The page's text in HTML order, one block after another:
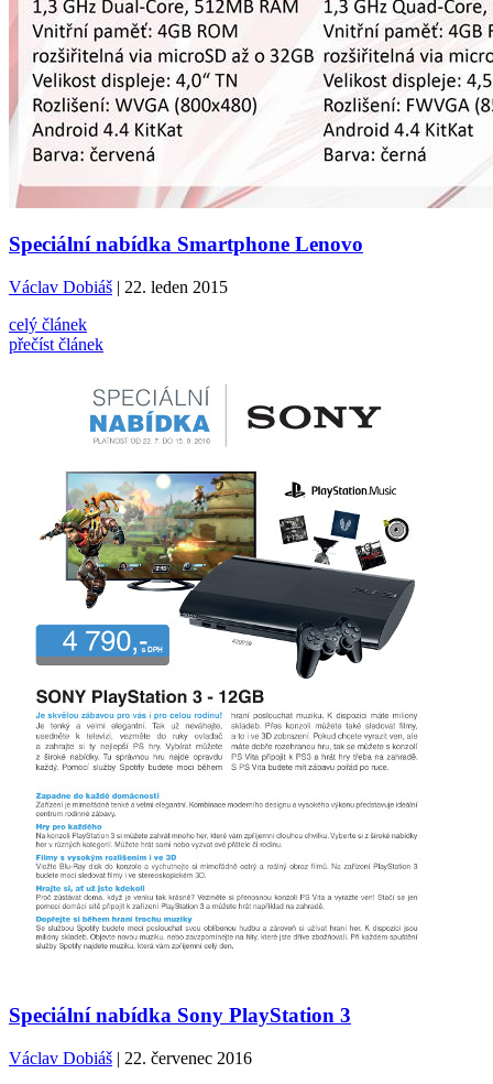
Speciální nabídka Smartphone Lenovo
Václav Dobiáš | 22. leden 2015
celý článek
přečíst článek
Speciální nabídka Sony PlayStation 3
Václav Dobiáš | 22. červenec 2016